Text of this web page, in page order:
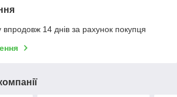
14 днів за рахунок покупця